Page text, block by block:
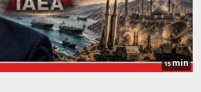
15min